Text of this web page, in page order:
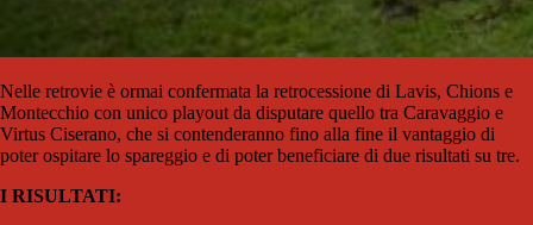
Nelle retrovie è ormai confermata la retrocessione di Lavis, Chions e
Montecchio con unico playout da disputare quello tra Caravaggio e
Virtus Ciserano, che si contenderanno fino alla fine il vantaggio di
poter ospitare lo spareggio e di poter beneficiare di due risultati su tre.
I RISULTATI: